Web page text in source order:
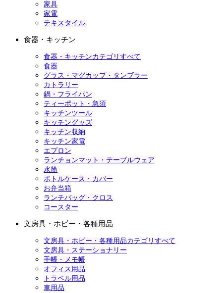
家具
家電
テキスタイル
食器・キッチン
食器・キッチンカテゴリすべて
食器
グラス・マグカップ・タンブラー
カトラリー
鍋・フライパン
ティーポット・急須
キッチンツール
キッチングッズ
キッチン収納
キッチン家電
エプロン
ランチョンマット・テーブルウェア
水筒
ボトルケース・カバー
お弁当箱
ランチバッグ・クロス
コースター
文房具・ホビー・各種用品
文房具・ホビー・各種用品カテゴリすべて
文房具・ステーショナリー
手帳・メモ帳
オフィス用品
トラベル用品
車用品